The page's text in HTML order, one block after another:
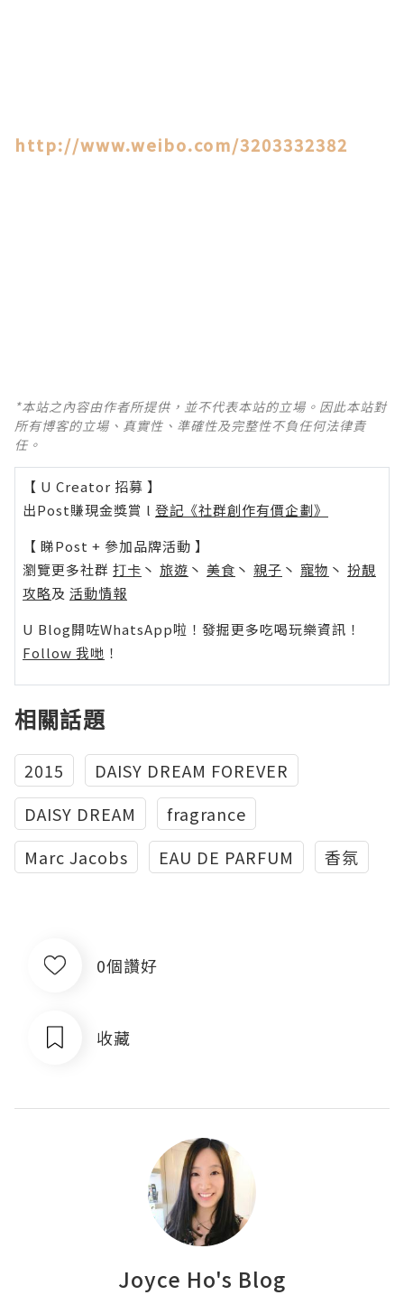
http://www.weibo.com/3203332382
*本站之內容由作者所提供，並不代表本站的立場。因此本站對
所有博客的立場、真實性、準確性及完整性不負任何法律責
任。
【 U Creator 招募 】
出Post賺現金獎賞 l 登記《社群創作有價企劃》
【 睇Post + 參加品牌活動 】
瀏覽更多社群 打卡 丶 旅遊 丶 美食 丶 親子 丶 寵物 丶 扮靚
攻略及 活動情報
U Blog開咗WhatsApp啦！發掘更多吃喝玩樂資訊！
Follow 我哋 ！
相關話題
2015
DAISY DREAM FOREVER
DAISY DREAM
fragrance
Marc Jacobs
EAU DE PARFUM 香氛
0個讚好
收藏
Joyce Ho's Blog